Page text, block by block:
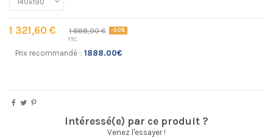
1 321,60 € 1 888,00 € -30%
TTC
Prix recommandé : 1888.00€
Intéressé(e) par ce produit ?
Venez l'essayer !